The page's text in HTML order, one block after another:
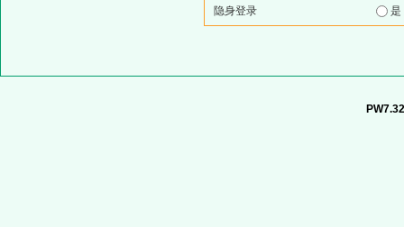
隐身登录